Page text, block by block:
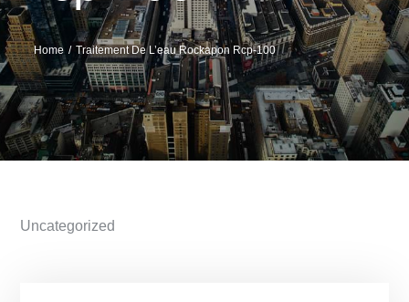
Home Traitement De L’eau Rockapon Rcp-100
Uncategorized